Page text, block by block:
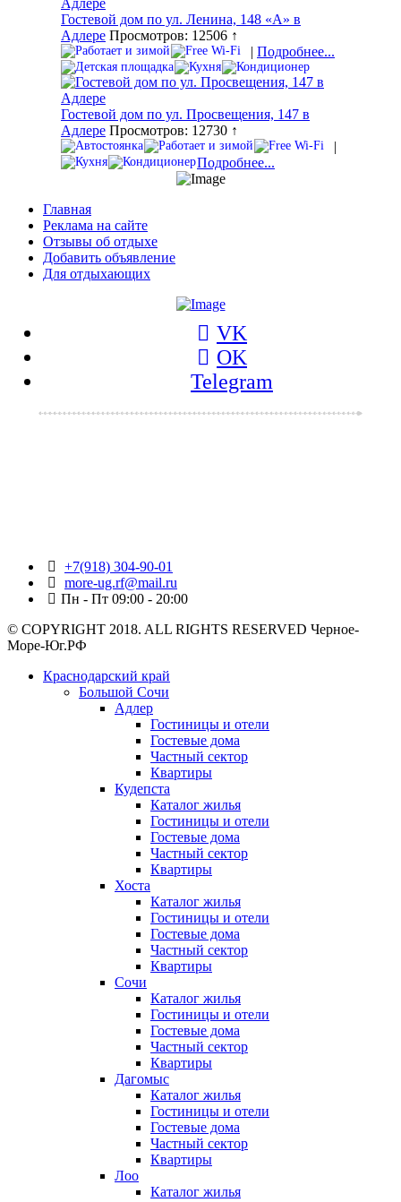
Гостевой дом по ул. Ленина, 148 «А» в
Адлере Просмотров: 12506 ↑
| Подробнее...
Гостевой дом по ул. Просвещения, 147 в
Адлере Просмотров: 12730 ↑
|
Подробнее...
Главная
Реклама на сайте
Отзывы об отдыхе
Добавить объявление
Для отдыхающих
VK
OK
Telegram
+7(918) 304-90-01
more-ug.rf@mail.ru
Пн - Пт 09:00 - 20:00
© COPYRIGHT 2018. ALL RIGHTS RESERVED Черное-
Море-Юг.РФ
Краснодарский край
Большой Сочи
Адлер
Гостиницы и отели
Гостевые дома
Частный сектор
Квартиры
Кудепста
Каталог жилья
Гостиницы и отели
Гостевые дома
Частный сектор
Квартиры
Хоста
Каталог жилья
Гостиницы и отели
Гостевые дома
Частный сектор
Квартиры
Сочи
Каталог жилья
Гостиницы и отели
Гостевые дома
Частный сектор
Квартиры
Дагомыс
Каталог жилья
Гостиницы и отели
Гостевые дома
Частный сектор
Квартиры
Лоо
Каталог жилья